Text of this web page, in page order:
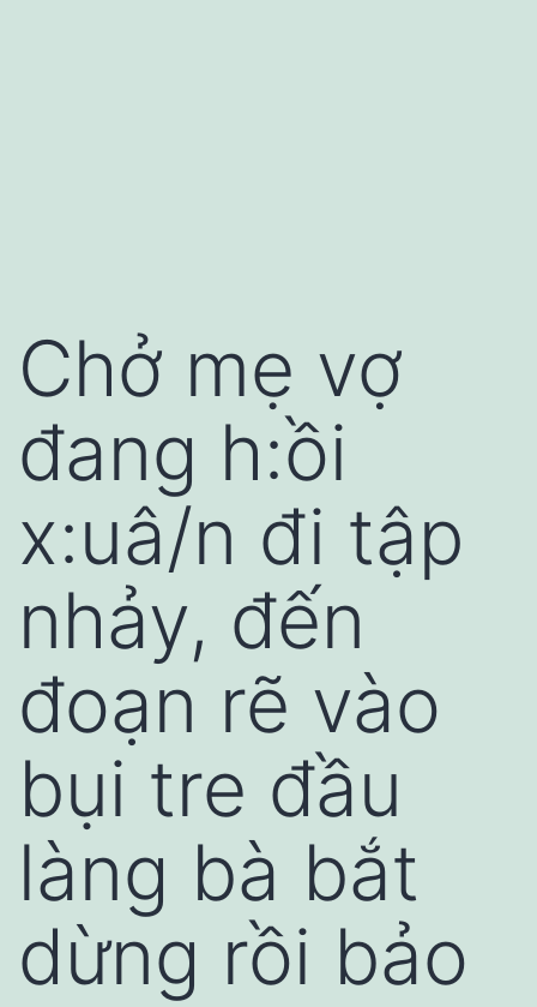
Chở mẹ vợ
đang h:ồi
x:uâ/n đi tập
nhảy, đến
đoạn rẽ vào
bụi tre đầu
làng bà bắt
dừng rồi bảo